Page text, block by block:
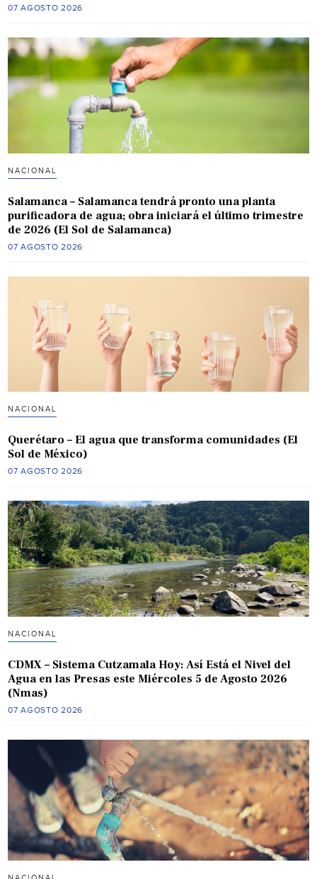
07 AGOSTO 2026
NACIONAL
Salamanca – Salamanca tendrá pronto una planta
purificadora de agua; obra iniciará el último trimestre
de 2026 (El Sol de Salamanca)
07 AGOSTO 2026
NACIONAL
Querétaro – El agua que transforma comunidades (El
Sol de México)
07 AGOSTO 2026
NACIONAL
CDMX – Sistema Cutzamala Hoy: Así Está el Nivel del
Agua en las Presas este Miércoles 5 de Agosto 2026
(Nmas)
07 AGOSTO 2026